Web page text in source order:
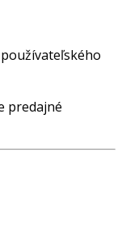
predajné